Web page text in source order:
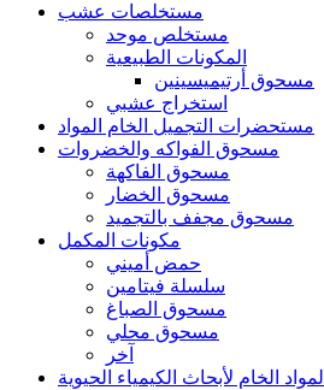
مستخلصات عشب
مستخلص موحد
المكونات الطبيعية
مسحوق أرتيميسينين
استخراج عشبي
مستحضرات التجميل الخام المواد
مسحوق الفواكه والخضروات
مسحوق الفاكهة
مسحوق الخضار
مسحوق مجفف بالتجميد
مكونات المكمل
حمض أميني
سلسلة فيتامين
مسحوق الصباغ
مسحوق محلي
آخر
المواد الخام لأبحاث الكيمياء الحيوية